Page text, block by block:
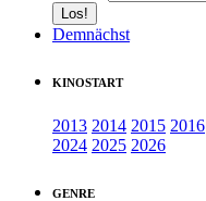
Demnächst
KINOSTART
2013 2014 2015 2016
2024 2025 2026
GENRE